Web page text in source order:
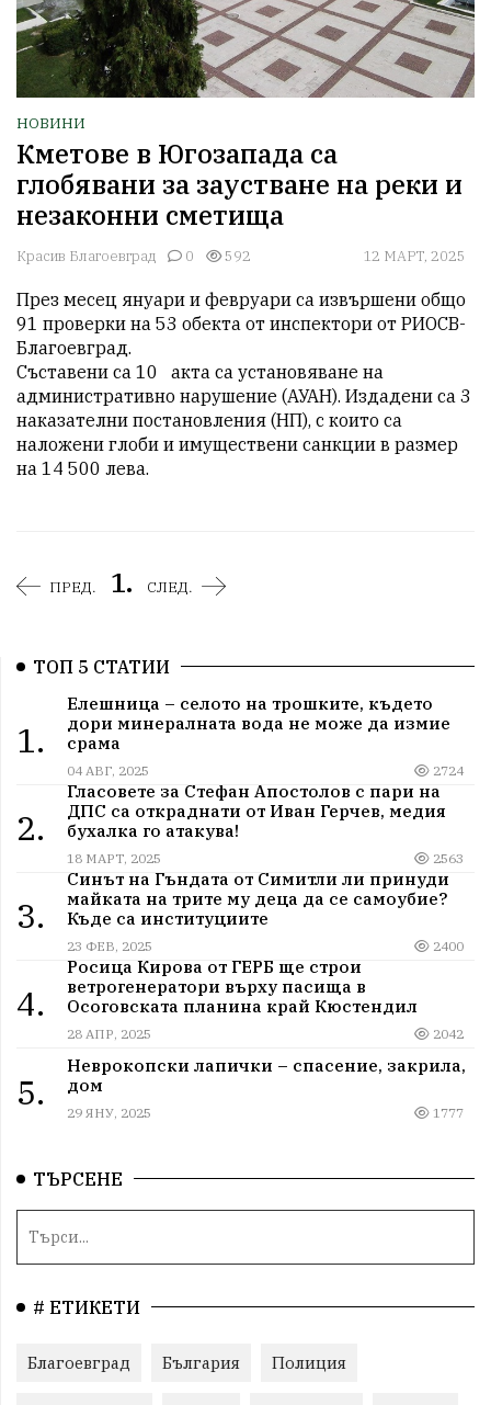
НОВИНИ
Кметове в Югозапада са
глобявани за заустване на реки и
незаконни сметища
Красив Благоевград 0 592 12 МАРТ, 2025
През месец януари и февруари са извършени общо
91 проверки на 53 обекта от инспектори от РИОСВ-
Благоевград.
Съставени са 10   акта са установяване на
административно нарушение (АУАН). Издадени са 3
наказателни постановления (НП), с които са
наложени глоби и имуществени санкции в размер
на 14 500 лева.
ПРЕД. 1. СЛЕД.
ТОП 5 СТАТИИ
1.
Елешница – селото на трошките, където
дори минералната вода не може да измие
срама
04 АВГ, 2025 2724
2.
Гласовете за Стефан Апостолов с пари на
ДПС са откраднати от Иван Герчев, медия
бухалка го атакува!
18 МАРТ, 2025 2563
3.
Синът на Гъндата от Симитли ли принуди
майката на трите му деца да се самоубие?
Къде са институциите
23 ФЕВ, 2025 2400
4.
Росица Кирова от ГЕРБ ще строи
ветрогенератори върху пасища в
Осоговската планина край Кюстендил
28 АПР, 2025 2042
5.
Неврокопски лапички – спасение, закрила,
дом
29 ЯНУ, 2025 1777
ТЪРСЕНЕ
# ЕТИКЕТИ
Благоевград България Полиция